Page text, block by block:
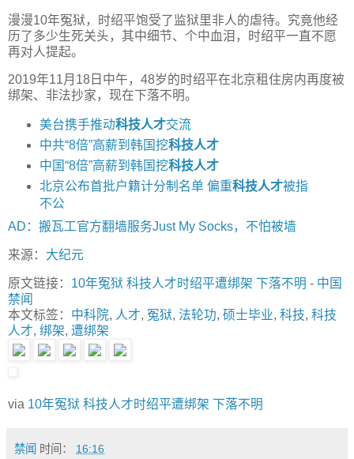
漫漫10年冤狱，时绍平饱受了监狱里非人的虐待。究竟他经
历了多少生死关头，其中细节、个中血泪，时绍平一直不愿
再对人提起。
2019年11月18日中午，48岁的时绍平在北京租住房内再度被
绑架、非法抄家，现在下落不明。
美台携手推动科技人才交流
中共“8倍”高薪到韩国挖科技人才
中国“8倍”高薪到韩国挖科技人才
北京公布首批户籍计分制名单 偏重科技人才被指
不公
AD：搬瓦工官方翻墙服务Just My Socks，不怕被墙
来源： 大纪元
原文链接： 10年冤狱 科技人才时绍平遭绑架 下落不明 - 中国
禁闻
本文标签： 中科院, 人才, 冤狱, 法轮功, 硕士毕业, 科技, 科技
人才, 绑架, 遭绑架
via 10年冤狱 科技人才时绍平遭绑架 下落不明
禁闻 时间： 16:16